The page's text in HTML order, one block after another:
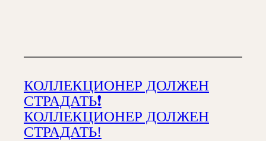
КОЛЛЕКЦИОНЕР ДОЛЖЕН
СТРАДАТЬ❗️
КОЛЛЕКЦИОНЕР ДОЛЖЕН
СТРАДАТЬ!